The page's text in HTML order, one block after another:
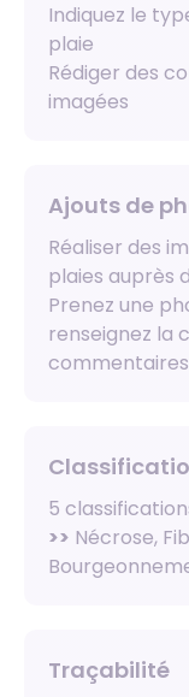
Indiquez le
plaie
Rédiger des
imagées
Ajouts de
Réaliser des
plaies auprès
Prenez une
renseignez la
commentaires
5
>> Nécrose,
Traçabilité